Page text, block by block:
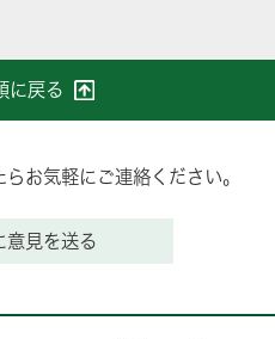
に戻る
お気軽にご連絡ください。
意見を送る